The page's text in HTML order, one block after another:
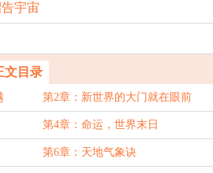
宇宙
文目录
第2章：新世界的大门就在眼前
第4章：命运，世界末日
第6章：天地气象诀